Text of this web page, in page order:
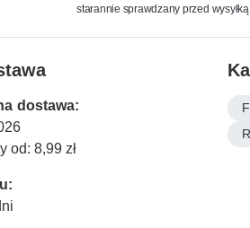
starannie sprawdzany przed wysyłką.
dostawa:
od: 8,99 zł